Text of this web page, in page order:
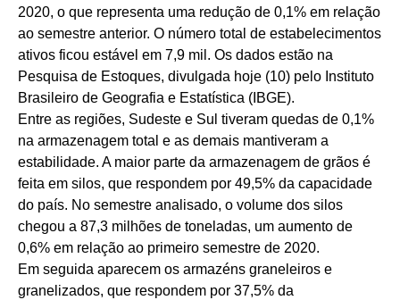
2020, o que representa uma redução de 0,1% em relação
ao semestre anterior. O número total de estabelecimentos
ativos ficou estável em 7,9 mil. Os dados estão na
Pesquisa de Estoques, divulgada hoje (10) pelo Instituto
Brasileiro de Geografia e Estatística (IBGE).
Entre as regiões, Sudeste e Sul tiveram quedas de 0,1%
na armazenagem total e as demais mantiveram a
estabilidade. A maior parte da armazenagem de grãos é
feita em silos, que respondem por 49,5% da capacidade
do país. No semestre analisado, o volume dos silos
chegou a 87,3 milhões de toneladas, um aumento de
0,6% em relação ao primeiro semestre de 2020.
Em seguida aparecem os armazéns graneleiros e
granelizados, que respondem por 37,5% da